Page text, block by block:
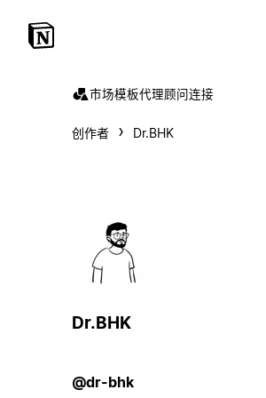
市场模板代理顾问连接
创作者 Dr.BHK
Dr.BHK
@dr-bhk